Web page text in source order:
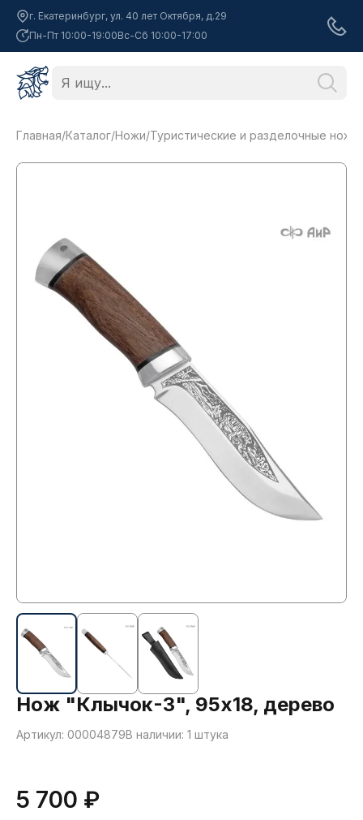
г. Екатеринбург, ул. 40 лет Октября, д.29
Пн-Пт 10:00-19:00Вс-Сб 10:00-17:00
Главная/Каталог/Ножи/Туристические и разделочные ножи
Нож "Клычок-3", 95х18, дерево
Артикул: 00004879В наличии: 1 штука
5 700 ₽